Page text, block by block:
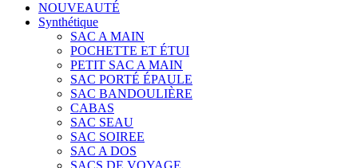
NOUVEAUTÉ
Synthétique
SAC A MAIN
POCHETTE ET ÉTUI
PETIT SAC A MAIN
SAC PORTÉ ÉPAULE
SAC BANDOULIÈRE
CABAS
SAC SEAU
SAC SOIREE
SAC A DOS
SACS DE VOYAGE